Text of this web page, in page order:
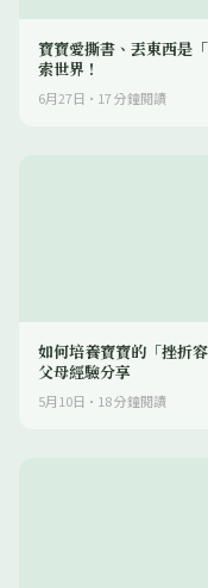
寶寶愛撕書、丟東西是
索世界！
6月27日 · 17分鐘閱讀
如何培養寶寶的「挫折
父母經驗分享
5月10日 · 18分鐘閱讀